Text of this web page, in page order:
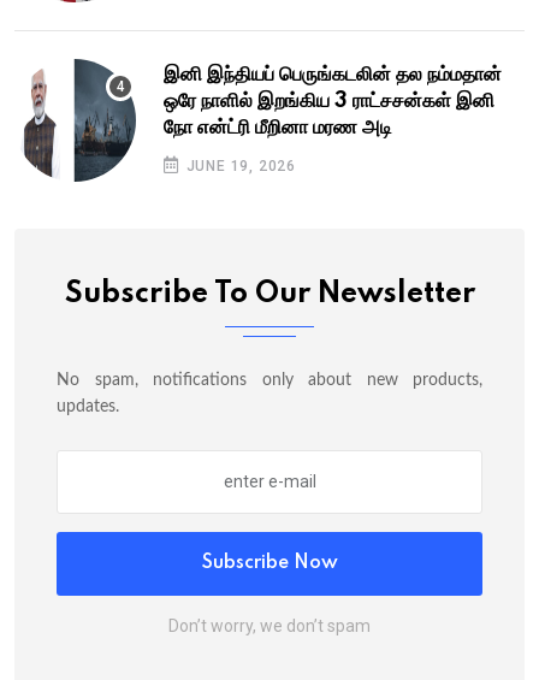
இனி இந்தியப் பெருங்கடலின் தல நம்மதான்
ஒரே நாளில் இறங்கிய 3 ராட்சசன்கள் இனி
நோ என்ட்ரி மீறினா மரண அடி
JUNE 19, 2026
Subscribe To Our Newsletter
No spam, notifications only about new products,
updates.
Subscribe Now
Don’t worry, we don’t spam